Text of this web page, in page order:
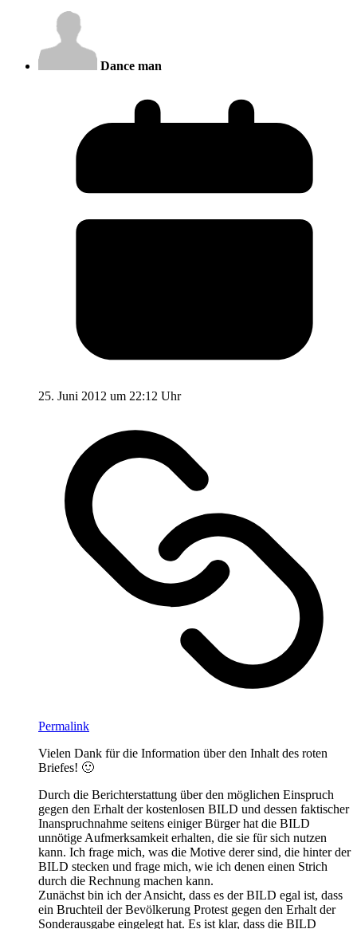
Dance man
25. Juni 2012 um 22:12 Uhr
Permalink
Vielen Dank für die Information über den Inhalt des roten
Briefes! 🙂
Durch die Berichterstattung über den möglichen Einspruch
gegen den Erhalt der kostenlosen BILD und dessen faktischer
Inanspruchnahme seitens einiger Bürger hat die BILD
unnötige Aufmerksamkeit erhalten, die sie für sich nutzen
kann. Ich frage mich, was die Motive derer sind, die hinter der
BILD stecken und frage mich, wie ich denen einen Strich
durch die Rechnung machen kann.
Zunächst bin ich der Ansicht, dass es der BILD egal ist, dass
ein Bruchteil der Bevölkerung Protest gegen den Erhalt der
Sonderausgabe eingelegt hat. Es ist klar, dass die BILD